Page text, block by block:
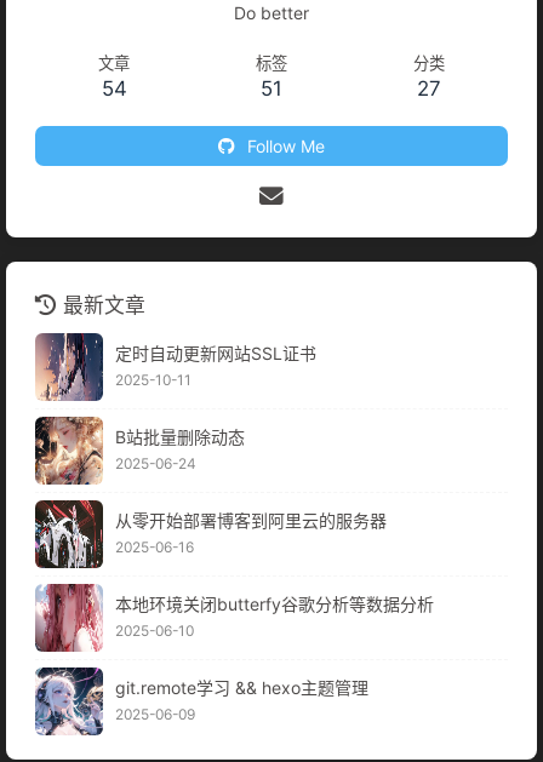
Do better
文章
54
标签
51
分类
27
Follow Me
最新文章
定时自动更新网站SSL证书
2025-10-11
B站批量删除动态
2025-06-24
从零开始部署博客到阿里云的服务器
2025-06-16
本地环境关闭butterfy谷歌分析等数据分析
2025-06-10
git.remote学习 && hexo主题管理
2025-06-09